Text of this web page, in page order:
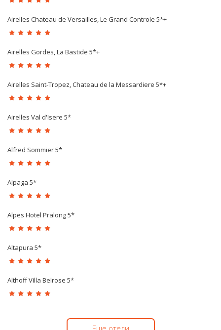
Airelles Chateau de Versailles, Le Grand Controle 5*+
Airelles Gordes, La Bastide 5*+
Airelles Saint-Tropez, Chateau de la Messardiere 5*+
Airelles Val d'Isere 5*
Alfred Sommier 5*
Alpaga 5*
Alpes Hotel Pralong 5*
Altapura 5*
Althoff Villa Belrose 5*
Еще отели